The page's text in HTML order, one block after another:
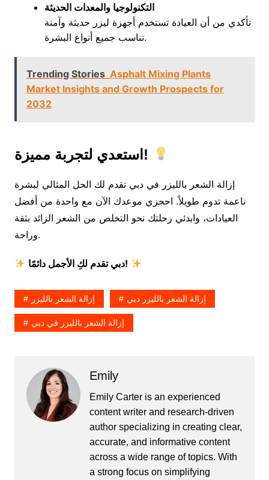
التكنولوجيا والمعدات الحديثة
تأكدي من أن العيادة تستخدم أجهزة ليزر حديثة وآمنة
تناسب جميع أنواع البشرة.
Trending Stories Asphalt Mixing Plants
Market Insights and Growth Prospects for
2032
استعدي لتجربة مميزة!
إزالة الشعر بالليزر في دبي تقدم لك الحل المثالي لبشرة
ناعمة تدوم طويلاً. احجزي موعدك الآن مع واحدة من أفضل
العيادات، وابدئي رحلتك نحو التخلص من الشعر الزائد بثقة
وراحة.
دبي تقدم لكِ الأجمل دائمًا!
إزالة الشعر بالليزر إزالة الشعر بالليزر دبي
إزالة الشعر بالليزر في دبي
Emily
Emily Carter is an experienced
content writer and research-driven
author specializing in creating clear,
accurate, and informative content
across a wide range of topics. With
a strong focus on simplifying